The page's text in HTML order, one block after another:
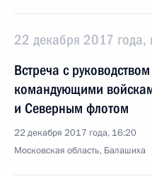
22 декабря 2017 года,
Встреча с
командующими
и Северным флотом
22 декабря 2017 года, 16:20
Московская область, Балашиха